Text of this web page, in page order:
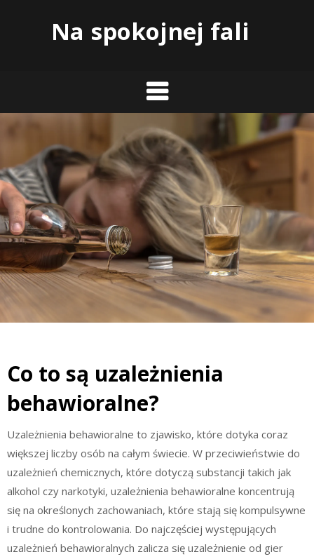
Na spokojnej fali
Co to są uzależnienia
behawioralne?
Uzależnienia behawioralne to zjawisko, które dotyka coraz
większej liczby osób na całym świecie. W przeciwieństwie do
uzależnień chemicznych, które dotyczą substancji takich jak
alkohol czy narkotyki, uzależnienia behawioralne koncentrują
się na określonych zachowaniach, które stają się kompulsywne
i trudne do kontrolowania. Do najczęściej występujących
uzależnień behawioralnych zalicza się uzależnienie od gier